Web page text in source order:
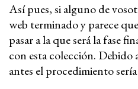
Así pues, si alguno de
web terminado y parece
pasar a la que será la fase
con esta colección. Debido
antes el procedimiento